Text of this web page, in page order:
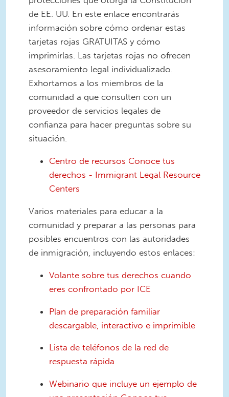
de EE. UU. En este enlace encontrarás
información sobre cómo ordenar estas
tarjetas rojas GRATUITAS y cómo
imprimirlas. Las tarjetas rojas no ofrecen
asesoramiento legal individualizado.
Exhortamos a los miembros de la
comunidad a que consulten con un
proveedor de servicios legales de
confianza para hacer preguntas sobre su
situación.
Centro de recursos Conoce tus
derechos - Immigrant Legal Resource
Centers
Varios materiales para educar a la
comunidad y preparar a las personas para
posibles encuentros con las autoridades
de inmigración, incluyendo estos enlaces:
Volante sobre tus derechos cuando
eres confrontado por ICE
Plan de preparación familiar
descargable, interactivo e imprimible
Lista de teléfonos de la red de
respuesta rápida
Webinario que incluye un ejemplo de